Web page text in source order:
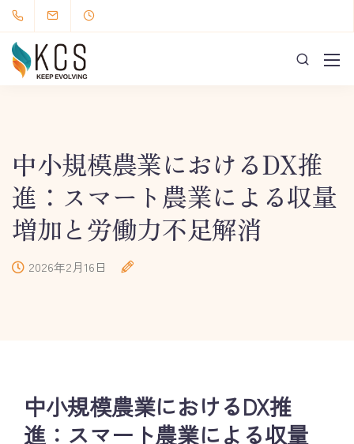
中小規模農業におけるDX推
進：スマート農業による収量
増加と労働力不足解消
2026年2月16日
中小規模農業におけるDX推
進：スマート農業による収量